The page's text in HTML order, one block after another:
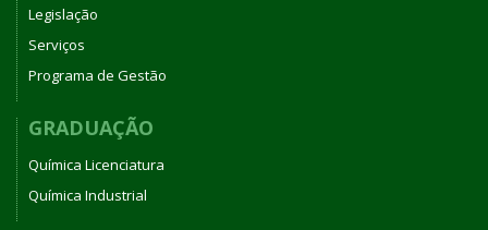
Legislação
Serviços
Programa de Gestão
GRADUAÇÃO
Química Licenciatura
Química Industrial